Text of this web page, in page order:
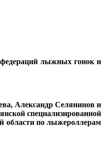
федераций лыжных гонок и
Александр Селянинов и
специализированной
области по лыжероллерам